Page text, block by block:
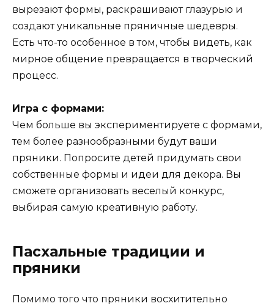
вырезают формы, раскрашивают глазурью и
создают уникальные пряничные шедевры.
Есть что-то особенное в том, чтобы видеть, как
мирное общение превращается в творческий
процесс.
Игра с формами:
Чем больше вы экспериментируете с формами,
тем более разнообразными будут ваши
пряники. Попросите детей придумать свои
собственные формы и идеи для декора. Вы
сможете организовать веселый конкурс,
выбирая самую креативную работу.
Пасхальные традиции и
пряники
Помимо того что пряники восхитительно